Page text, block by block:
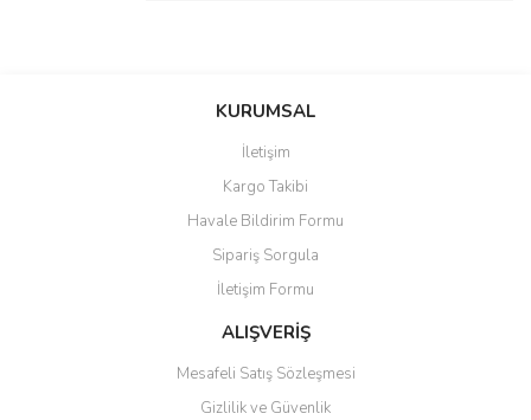
Bu ürüne ilk yorumu siz yapın!
Ürün resmi kalitesiz, bozuk veya görüntülenemiyor.
Ürün açıklamasında eksik bilgiler bulunuyor.
Ürün bilgilerinde hatalar bulunuyor.
Ürün fiyatı diğer sitelerden daha pahalı.
Bu ürüne benzer farklı alternatifler olmalı.
KURUMSAL
İletişim
Kargo Takibi
Havale Bildirim Formu
Sipariş Sorgula
İletişim Formu
ALIŞVERİŞ
Mesafeli Satış Sözleşmesi
Gizlilik ve Güvenlik